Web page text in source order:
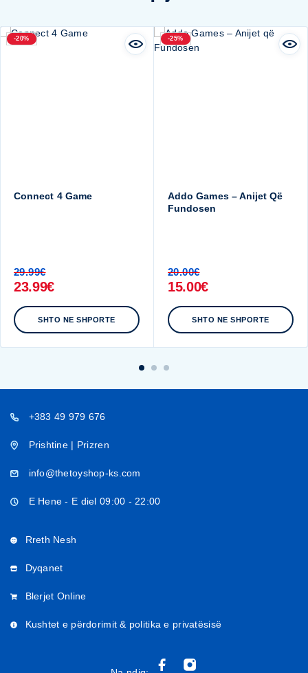
-20%
Connect 4 Game
29.99€
23.99€
SHTO NE SHPORTE
-25%
Addo Games – Anijet Që
Fundosen
20.00€
15.00€
SHTO NE SHPORTE
+383 49 979 676
Prishtine | Prizren
info@thetoyshop-ks.com
E Hene - E diel 09:00 - 22:00
Rreth Nesh
Dyqanet
Blerjet Online
Kushtet e përdorimit & politika e privatësisë